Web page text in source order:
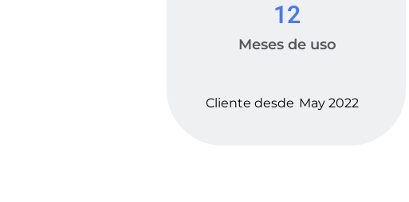
Meses de uso
12
Cliente desde May 2022